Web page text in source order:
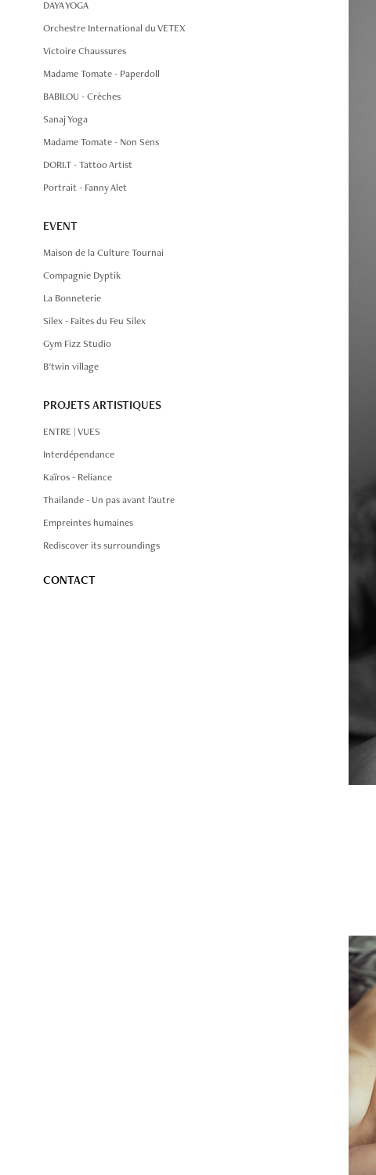
DAYA YOGA
Orchestre International du VETEX
Victoire Chaussures
Madame Tomate - Paperdoll
BABILOU - Crèches
Sanaj Yoga
Madame Tomate - Non Sens
DORI.T - Tattoo Artist
Portrait - Fanny Alet
EVENT
Maison de la Culture Tournai
Compagnie Dyptik
La Bonneterie
Silex - Faites du Feu Silex
Gym Fizz Studio
B'twin village
PROJETS ARTISTIQUES
ENTRE | VUES
Interdépendance
Kaïros - Reliance
Thailande - Un pas avant l'autre
Empreintes humaines
Rediscover its surroundings
CONTACT